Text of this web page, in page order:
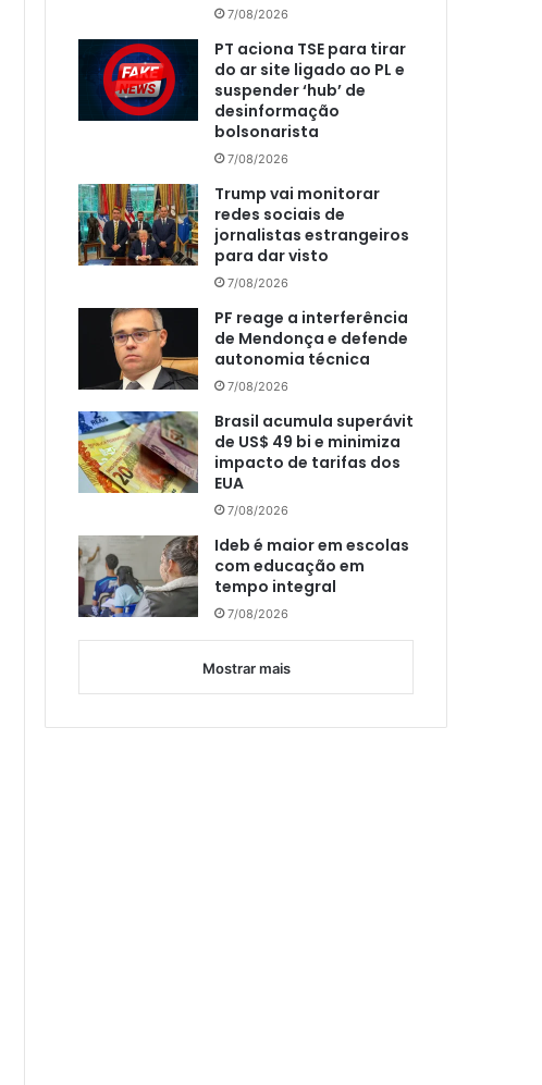
7/08/2026
PT aciona TSE para tirar
do ar site ligado ao PL e
suspender ‘hub’ de
desinformação
bolsonarista
7/08/2026
Trump vai monitorar
redes sociais de
jornalistas estrangeiros
para dar visto
7/08/2026
PF reage a interferência
de Mendonça e defende
autonomia técnica
7/08/2026
Brasil acumula superávit
de US$ 49 bi e minimiza
impacto de tarifas dos
EUA
7/08/2026
Ideb é maior em escolas
com educação em
tempo integral
7/08/2026
Mostrar mais